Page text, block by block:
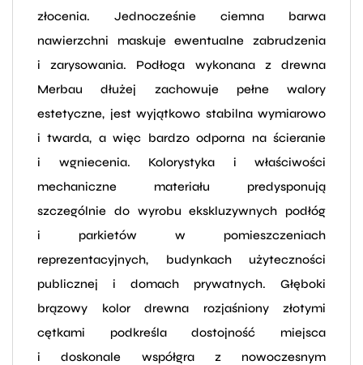
złocenia. Jednocześnie ciemna barwa
nawierzchni maskuje ewentualne zabrudzenia
i zarysowania. Podłoga wykonana z drewna
Merbau dłużej zachowuje pełne walory
estetyczne, jest wyjątkowo stabilna wymiarowo
i twarda, a więc bardzo odporna na ścieranie
i wgniecenia. Kolorystyka i właściwości
mechaniczne materiału predysponują
szczególnie do wyrobu ekskluzywnych podłóg
i parkietów w pomieszczeniach
reprezentacyjnych, budynkach użyteczności
publicznej i domach prywatnych. Głęboki
brązowy kolor drewna rozjaśniony złotymi
cętkami podkreśla dostojność miejsca
i doskonale współgra z nowoczesnym